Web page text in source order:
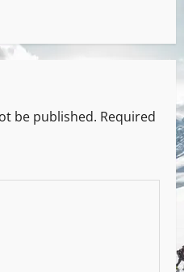
be published. Required